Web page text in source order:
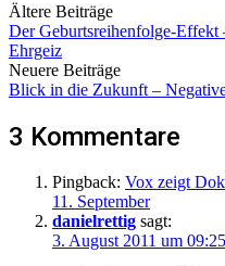
Ältere Beiträge
Der Geburtsreihenfolge-Effekt
Ehrgeiz
Neuere Beiträge
Blick in die Zukunft –
3 Kommentare
Pingback: Vox zeigt
11. September
danielrettig sagt:
3. August 2011 um